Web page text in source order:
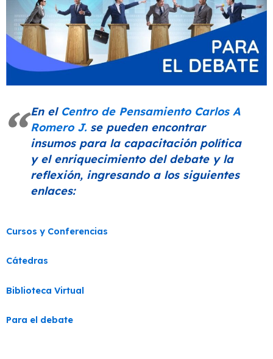
En el Centro de Pensamiento Carlos A
Romero J. se pueden encontrar
insumos para la capacitación política
y el enriquecimiento del debate y la
reflexión, ingresando a los siguientes
enlaces:
Cursos y Conferencias
Cátedras
Biblioteca Virtual
Para el debate